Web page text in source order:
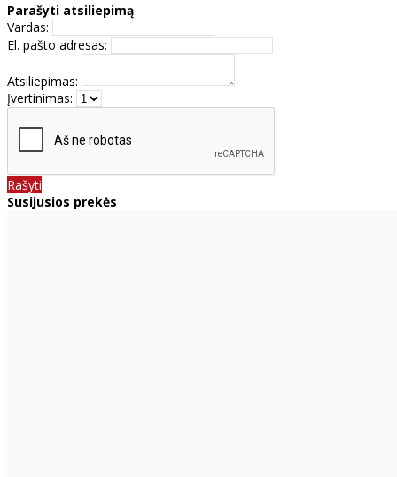
Parašyti atsiliepimą
Vardas:
El. pašto adresas:
Atsiliepimas:
Įvertinimas:
Rašyti
Susijusios prekės